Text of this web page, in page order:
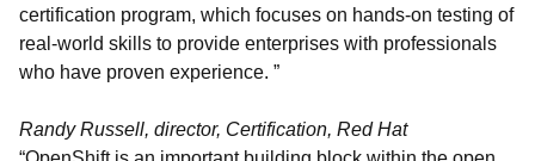
certification program, which focuses on hands-on testing of
real-world skills to provide enterprises with professionals
who have proven experience. ”
Randy Russell, director, Certification, Red Hat